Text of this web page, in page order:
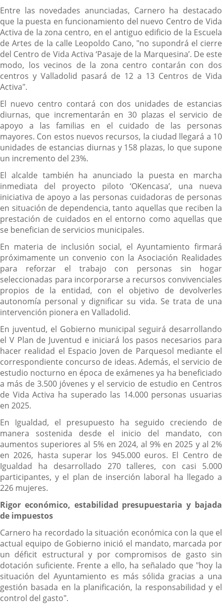
Entre las novedades anunciadas, Carnero ha destacado
que la puesta en funcionamiento del nuevo Centro de Vida
Activa de la zona centro, en el antiguo edificio de la Escuela
de Artes de la calle Leopoldo Cano, "no supondrá el cierre
del Centro de Vida Activa ‘Pasaje de la Marquesina’. De este
modo, los vecinos de la zona centro contarán con dos
centros y Valladolid pasará de 12 a 13 Centros de Vida
Activa".
El nuevo centro contará con dos unidades de estancias
diurnas, que incrementarán en 30 plazas el servicio de
apoyo a las familias en el cuidado de las personas
mayores. Con estos nuevos recursos, la ciudad llegará a 10
unidades de estancias diurnas y 158 plazas, lo que supone
un incremento del 23%.
El alcalde también ha anunciado la puesta en marcha
inmediata del proyecto piloto ‘OKencasa’, una nueva
iniciativa de apoyo a las personas cuidadoras de personas
en situación de dependencia, tanto aquellas que reciben la
prestación de cuidados en el entorno como aquellas que
se benefician de servicios municipales.
En materia de inclusión social, el Ayuntamiento firmará
próximamente un convenio con la Asociación Realidades
para reforzar el trabajo con personas sin hogar
seleccionadas para incorporarse a recursos convivenciales
propios de la entidad, con el objetivo de devolverles
autonomía personal y dignificar su vida. Se trata de una
intervención pionera en Valladolid.
En juventud, el Gobierno municipal seguirá desarrollando
el V Plan de Juventud e iniciará los pasos necesarios para
hacer realidad el Espacio Joven de Parquesol mediante el
correspondiente concurso de ideas. Además, el servicio de
estudio nocturno en época de exámenes ya ha beneficiado
a más de 3.500 jóvenes y el servicio de estudio en Centros
de Vida Activa ha superado las 14.000 personas usuarias
en 2025.
En Igualdad, el presupuesto ha seguido creciendo de
manera sostenida desde el inicio del mandato, con
aumentos superiores al 5% en 2024, al 9% en 2025 y al 2%
en 2026, hasta superar los 945.000 euros. El Centro de
Igualdad ha desarrollado 270 talleres, con casi 5.000
participantes, y el plan de inserción laboral ha llegado a
226 mujeres.
Rigor económico, estabilidad presupuestaria y bajada
de impuestos
Carnero ha recordado la situación económica con la que el
actual equipo de Gobierno inició el mandato, marcada por
un déficit estructural y por compromisos de gasto sin
dotación suficiente. Frente a ello, ha señalado que "hoy la
situación del Ayuntamiento es más sólida gracias a una
gestión basada en la planificación, la responsabilidad y el
control del gasto".